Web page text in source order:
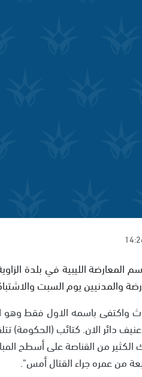
والمدنيين يوم السبت
دائر الان. كتائب (الحكومة)
من عمره جراء القتال أمس".